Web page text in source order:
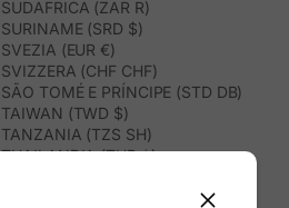
SUDAFRICA (ZAR R)
SURINAME (SRD $)
SVEZIA (EUR €)
SVIZZERA (CHF CHF)
SÃO TOMÉ E PRÍNCIPE (STD DB)
TAIWAN (TWD $)
TANZANIA (TZS SH)
THAILANDIA (THB ฿)